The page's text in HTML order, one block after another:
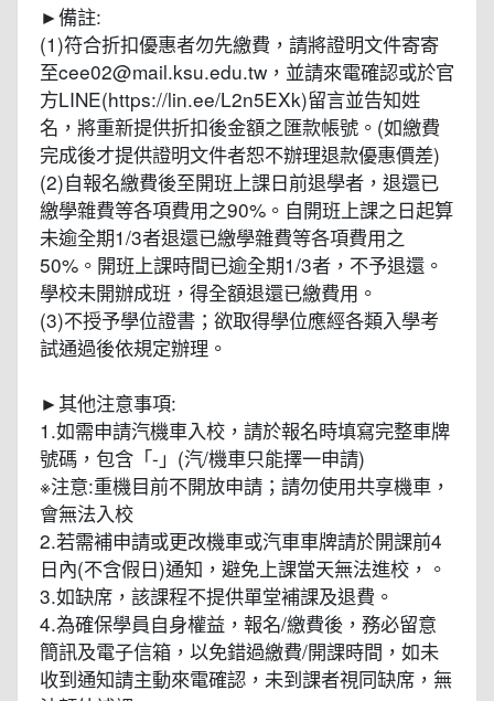
►備註:
(1)符合折扣優惠者勿先繳費，請將證明文件寄寄
至cee02@mail.ksu.edu.tw，並請來電確認或於官
方LINE(https://lin.ee/L2n5EXk)留言並告知姓
名，將重新提供折扣後金額之匯款帳號。(如繳費
完成後才提供證明文件者恕不辦理退款優惠價差)
(2)自報名繳費後至開班上課日前退學者，退還已
繳學雜費等各項費用之90%。自開班上課之日起算
未逾全期1/3者退還已繳學雜費等各項費用之
50%。開班上課時間已逾全期1/3者，不予退還。
學校未開辦成班，得全額退還已繳費用。
(3)不授予學位證書；欲取得學位應經各類入學考
試通過後依規定辦理。
►其他注意事項:
1.如需申請汽機車入校，請於報名時填寫完整車牌
號碼，包含「-」(汽/機車只能擇一申請)
※注意:重機目前不開放申請；請勿使用共享機車，
會無法入校
2.若需補申請或更改機車或汽車車牌請於開課前4
日內(不含假日)通知，避免上課當天無法進校，。
3.如缺席，該課程不提供單堂補課及退費。
4.為確保學員自身權益，報名/繳費後，務必留意
簡訊及電子信箱，以免錯過繳費/開課時間，如未
收到通知請主動來電確認，未到課者視同缺席，無